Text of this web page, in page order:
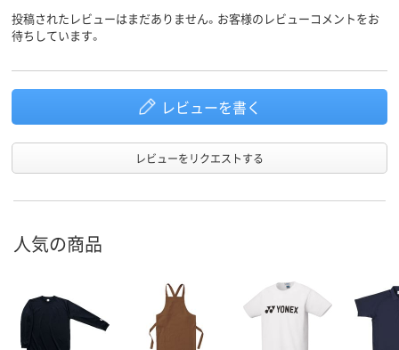
投稿されたレビューはまだありません。お客様のレビューコメントをお
待ちしています。
レビューを書く
レビューをリクエストする
人気の商品